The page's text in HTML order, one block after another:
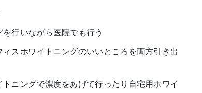
行いながら医院でも行う
スホワイトニングのいいところを両方引き出
ニングで濃度をあげて行ったり自宅用ホワイ